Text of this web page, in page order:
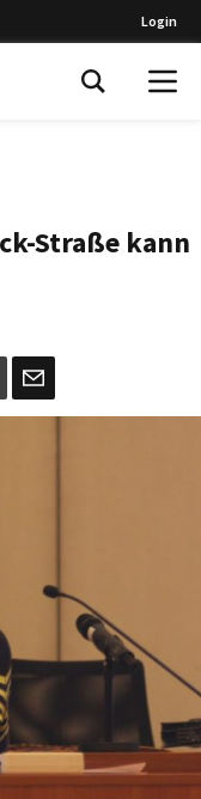
Login
Straße kann